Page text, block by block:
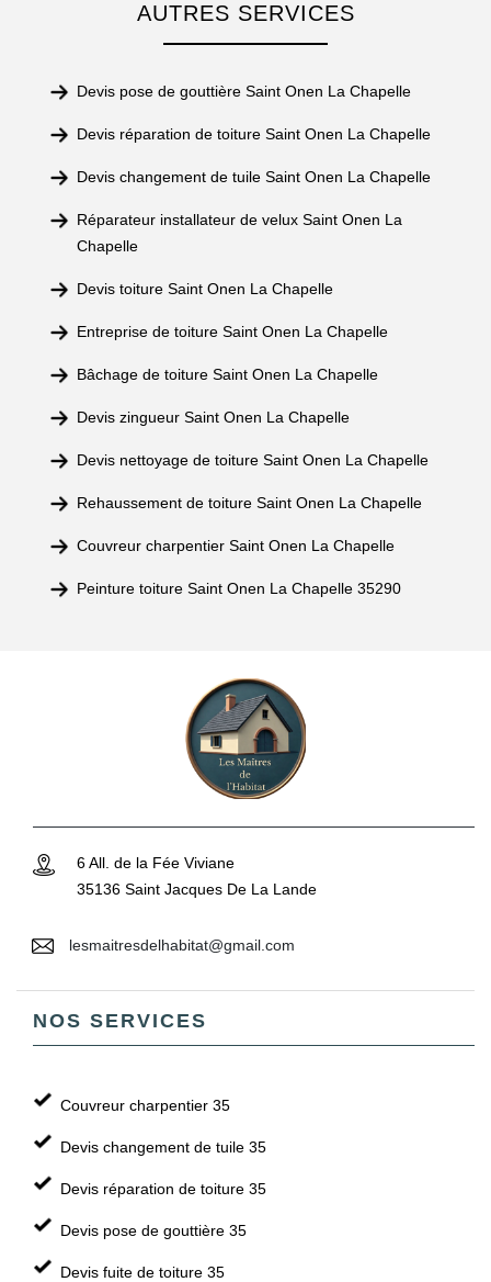
AUTRES SERVICES
Devis pose de gouttière Saint Onen La Chapelle
Devis réparation de toiture Saint Onen La Chapelle
Devis changement de tuile Saint Onen La Chapelle
Réparateur installateur de velux Saint Onen La
Chapelle
Devis toiture Saint Onen La Chapelle
Entreprise de toiture Saint Onen La Chapelle
Bâchage de toiture Saint Onen La Chapelle
Devis zingueur Saint Onen La Chapelle
Devis nettoyage de toiture Saint Onen La Chapelle
Rehaussement de toiture Saint Onen La Chapelle
Couvreur charpentier Saint Onen La Chapelle
Peinture toiture Saint Onen La Chapelle 35290
6 All. de la Fée Viviane
35136 Saint Jacques De La Lande
lesmaitresdelhabitat@gmail.com
NOS SERVICES
Couvreur charpentier 35
Devis changement de tuile 35
Devis réparation de toiture 35
Devis pose de gouttière 35
Devis fuite de toiture 35